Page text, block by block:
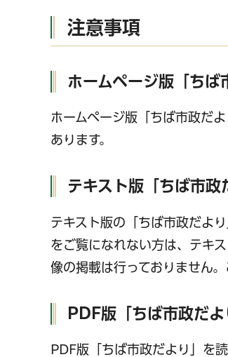
注意事項
ホームページ版「ちば
ホームページ版「ちば市政だ
あります。
テキスト版「ちば市政
テキスト版の「ちば市政だよ
をご覧になれない方は、テキ
像の掲載は行っておりません。
PDF版「ちば市政だ
PDF版「ちば市政だより」を読